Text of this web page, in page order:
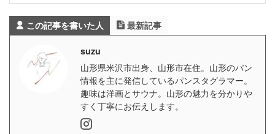
この記事を書いた人 最新記事
suzu
山形県米沢市出身、山形市在住。山形のパン
情報を主に発信しているパンスタグラマー。
趣味は洋画とサウナ。山形の魅力を分かりや
すく丁寧にお伝えします。